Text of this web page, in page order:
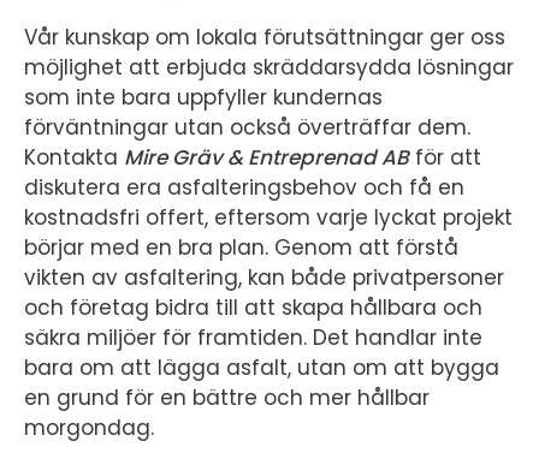
Vår kunskap om lokala förutsättningar ger oss
möjlighet att erbjuda skräddarsydda lösningar
som inte bara uppfyller kundernas
förväntningar utan också överträffar dem.
Kontakta Mire Gräv & Entreprenad ABför att
diskutera era asfalteringsbehov och få en
kostnadsfri offert, eftersom varje lyckat projekt
börjar med en bra plan. Genom att förstå
vikten av asfaltering, kan både privatpersoner
och företag bidra till att skapa hållbara och
säkra miljöer för framtiden. Det handlar inte
bara om att lägga asfalt, utan om att bygga
en grund för en bättre och mer hållbar
morgondag.